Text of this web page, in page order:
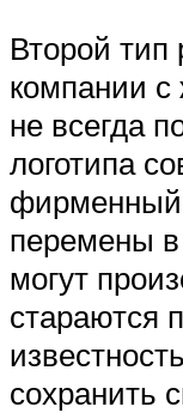
Второй тип
компании
не всегда
логотипа
фирменный
перемены
могут
стараются
сохранить